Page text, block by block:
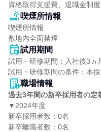
資格取得支援費、退職金制
喫煙所情報
喫煙所情報
敷地内全面禁煙
試用期間
試用・研修期間：入社後3ヵ
職場情報
過去3年間の新卒採用者の定
▼2024年度
新卒採用者数：0名
新卒離職者数：0名